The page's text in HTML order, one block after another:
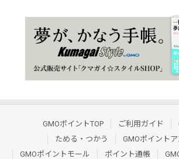
GMOポイントTOP ご利用ガイド
ためる・つかう
GMOポイント
GMOポイントモール
ポイント通帳